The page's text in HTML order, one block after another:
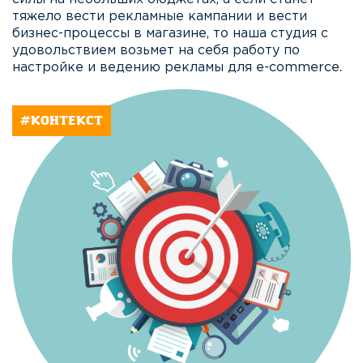
тяжело вести рекламные кампании и вести
бизнес-процессы в магазине, то наша студия с
удовольствием возьмет на себя работу по
настройке и ведению рекламы для e-commerce.
#КОНТЕКСТ